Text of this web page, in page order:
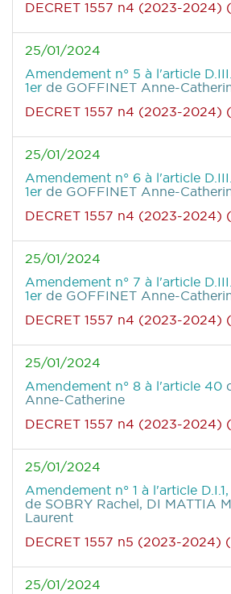
DECRET 1557 n4 (2023-2024)
25/01/2024
Amendement n° 5 à l'article
1er de GOFFINET Anne-
DECRET 1557 n4 (2023-2024)
25/01/2024
Amendement n° 6 à l'article
1er de GOFFINET Anne-
DECRET 1557 n4 (2023-2024)
25/01/2024
Amendement n° 7 à l'article
1er de GOFFINET Anne-
DECRET 1557 n4 (2023-2024)
25/01/2024
Amendement n° 8 à l'article 40
Anne-Catherine
DECRET 1557 n4 (2023-2024)
25/01/2024
Amendement n° 1 à l'article
de SOBRY Rachel, DI MATTIA
Laurent
DECRET 1557 n5 (2023-2024)
25/01/2024